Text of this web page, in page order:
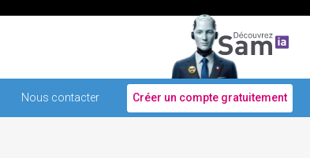
Nous contacter Créer un compte gratuitement